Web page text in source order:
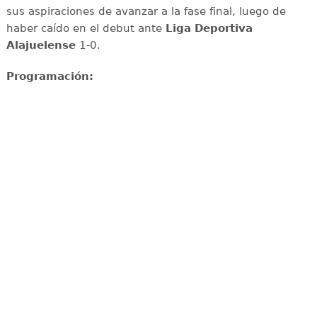
sus aspiraciones de avanzar a la fase final, luego de
haber caído en el debut ante Liga Deportiva
Alajuelense1-0.
Programación: